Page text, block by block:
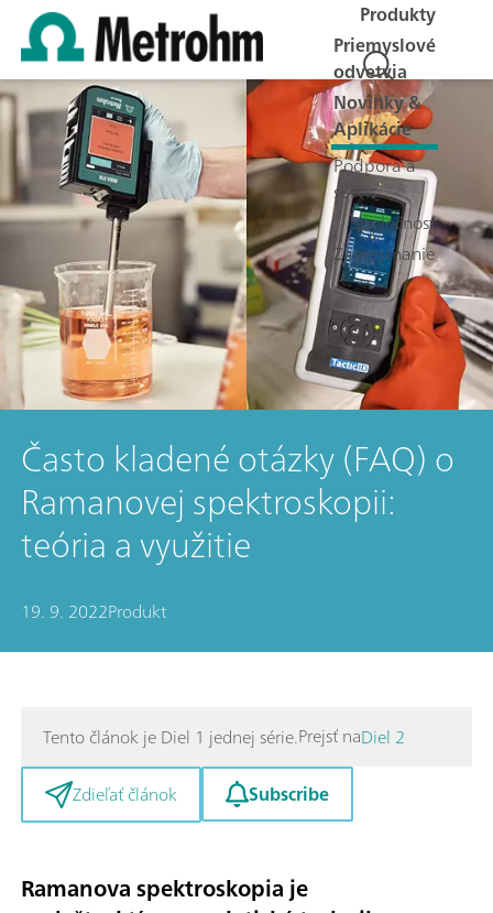
Produkty
Priemyslové
odvetvia
Novinky &
Aplikácie
Podpora a
servis
Spoločnosť
Zamestnanie
Často kladené otázky (FAQ) o
Ramanovej spektroskopii:
teória a využitie
19. 9. 2022Produkt
Tento článok je Diel 1 jednej série.Prejsť naDiel 2
Zdieľať článok
Subscribe
Ramanova spektroskopia je